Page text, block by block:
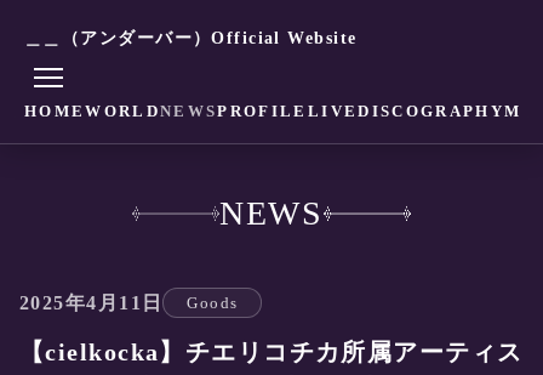
＿＿（アンダーバー）Official Website
HOMEWORLDNEWSPROFILE LIVEDISCOGRAPHY
NEWS
2025年4月11日 Goods
【cielkocka】チエリコチカ所属アーティス